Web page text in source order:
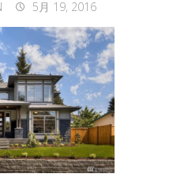
5月 19, 2016